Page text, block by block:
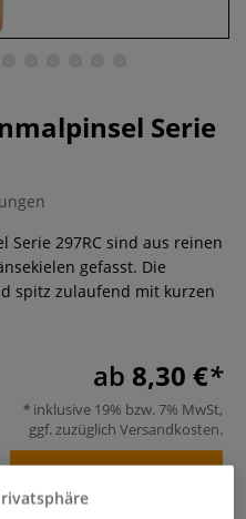
Serie
Serie 297RC sind aus reinen
gefasst. Die
spitz zulaufend mit kurzen
ab 8,30 €
inklusive 19% bzw. 7% MwSt,
ggf. zuzüglich Versandkosten.
Produkt bestellen